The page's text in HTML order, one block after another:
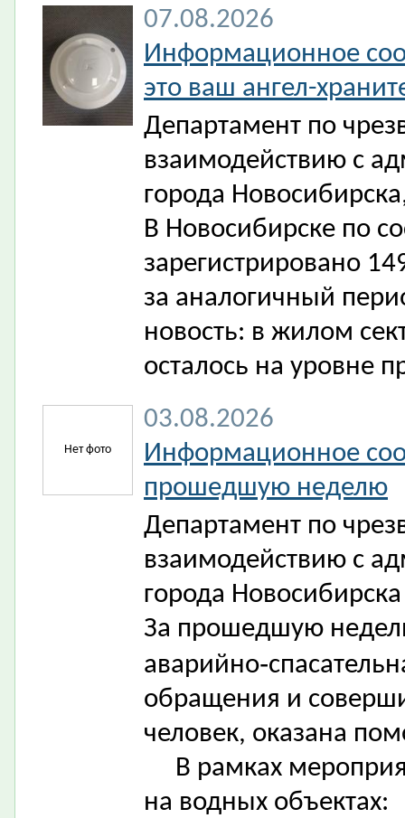
07.08.2026
Информационное
это ваш ангел-
Департамент по
взаимодействию с
города
В Новосибирске по
зарегистрировано
за аналогичный
новость: в жилом
осталось на уровне
Нет фото
03.08.2026
Информационное
прошедшую неделю
Департамент по
взаимодействию с
города
За прошедшую
обращения и
человек, оказана
В рамках
на водных объектах: